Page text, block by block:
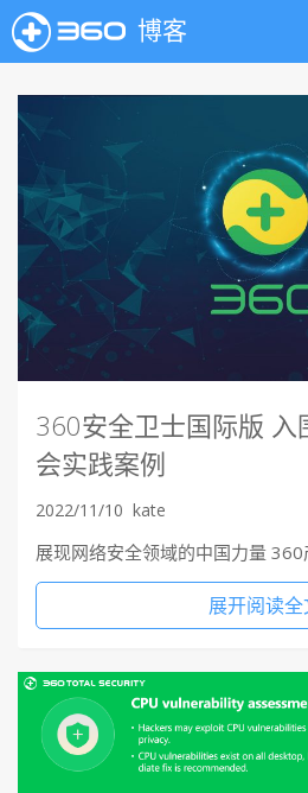
博客
360安全卫士国际版 入
会实践案例
2022/11/10 kate
展现网络安全领域的中国力量
展开阅读全